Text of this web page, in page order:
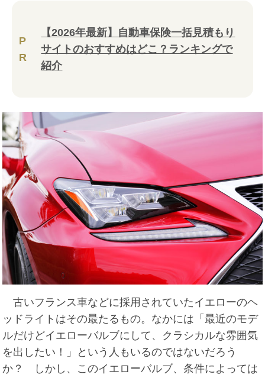
P
R
【2026年最新】自動車保険一括見積もり
サイトのおすすめはどこ？ランキングで
紹介
古いフランス車などに採用されていたイエローのヘ
ッドライトはその最たるもの。なかには「最近のモデ
ルだけどイエローバルブにして、クラシカルな雰囲気
を出したい！」という人もいるのではないだろう
か？ しかし、このイエローバルブ、条件によっては